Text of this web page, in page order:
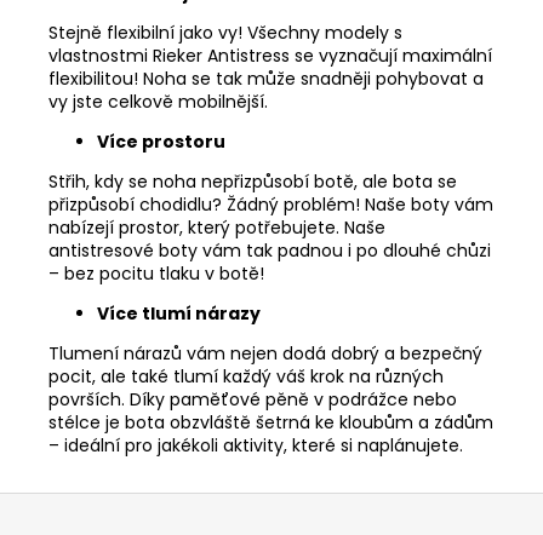
Stejně flexibilní jako vy! Všechny modely s
vlastnostmi Rieker Antistress se vyznačují maximální
flexibilitou! Noha se tak může snadněji pohybovat a
vy jste celkově mobilnější.
Více prostoru
Střih, kdy se noha nepřizpůsobí botě, ale bota se
přizpůsobí chodidlu? Žádný problém! Naše boty vám
nabízejí prostor, který potřebujete. Naše
antistresové boty vám tak padnou i po dlouhé chůzi
– bez pocitu tlaku v botě!
Více tlumí nárazy
Tlumení nárazů vám nejen dodá dobrý a bezpečný
pocit, ale také tlumí každý váš krok na různých
površích. Díky paměťové pěně v podrážce nebo
stélce je bota obzvláště šetrná ke kloubům a zádům
– ideální pro jakékoli aktivity, které si naplánujete.
Z